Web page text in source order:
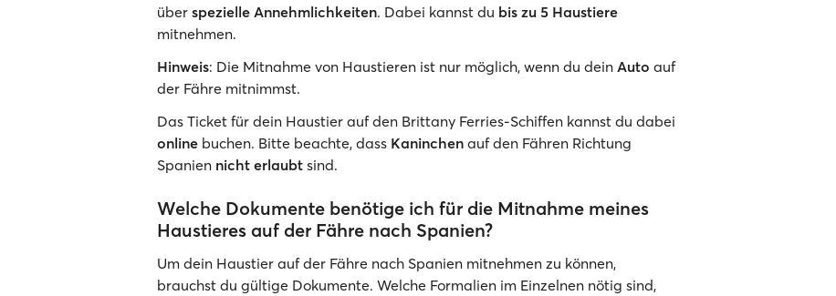
über spezielle Annehmlichkeiten. Dabei kannst du bis zu 5 Haustiere
mitnehmen.
Hinweis: Die Mitnahme von Haustieren ist nur möglich, wenn du dein Auto auf
der Fähre mitnimmst.
Das Ticket für dein Haustier auf den Brittany Ferries-Schiffen kannst du dabei
online buchen. Bitte beachte, dass Kaninchen auf den Fähren Richtung
Spanien nicht erlaubt sind.
Welche Dokumente benötige ich für die Mitnahme meines
Haustieres auf der Fähre nach Spanien?
Um dein Haustier auf der Fähre nach Spanien mitnehmen zu können,
brauchst du gültige Dokumente. Welche Formalien im Einzelnen nötig sind,